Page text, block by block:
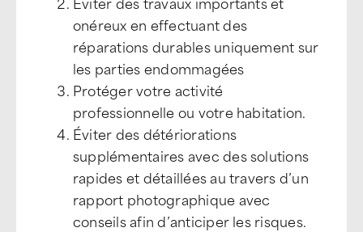
onéreux en effectuant des
réparations durables uniquement sur
les parties endommagées
Protéger votre activité
professionnelle ou votre habitation.
Éviter des détériorations
supplémentaires avec des solutions
rapides et détaillées au travers d’un
rapport photographique avec
conseils afin d’anticiper les risques.